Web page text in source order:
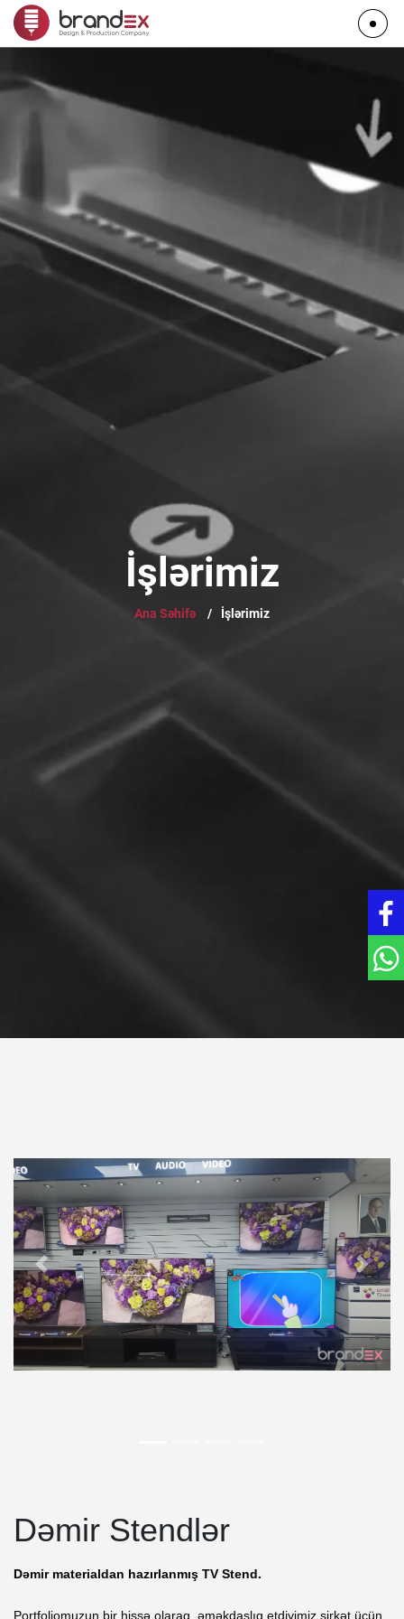
İşlərimiz
Ana Səhifə / İşlərimiz
Dəmir Stendlər
Dəmir materialdan hazırlanmış TV Stend.
Portfoliomuzun bir hissə olaraq, əməkdaşlıq etdiyimiz şirkət üçün